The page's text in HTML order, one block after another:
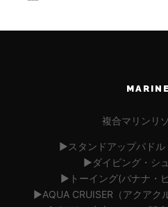
複合マリンリ
▶︎スタンドアップパドル
▶︎ダイビング・シ
▶︎トーイング(バナナ・
▶︎AQUA CRUISER（アクアク